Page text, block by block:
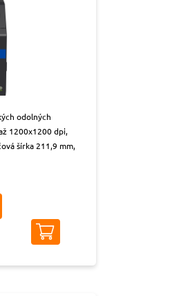
odolných
1200x1200 dpi,
šírka 211,9 mm,